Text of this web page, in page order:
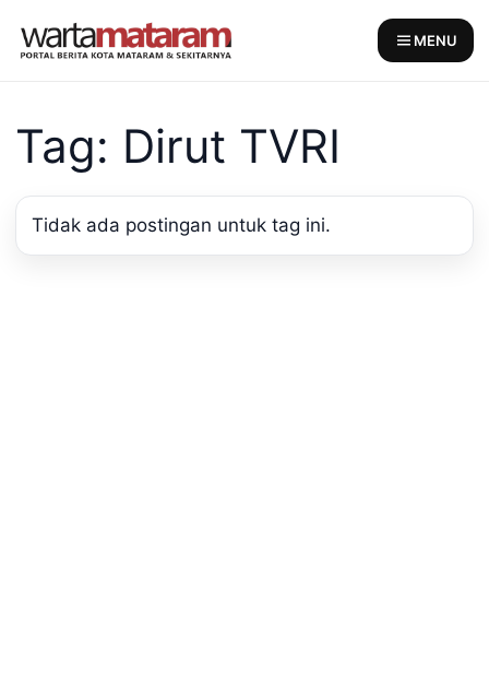
MENU
Tag: Dirut TVRI
Tidak ada postingan untuk tag ini.